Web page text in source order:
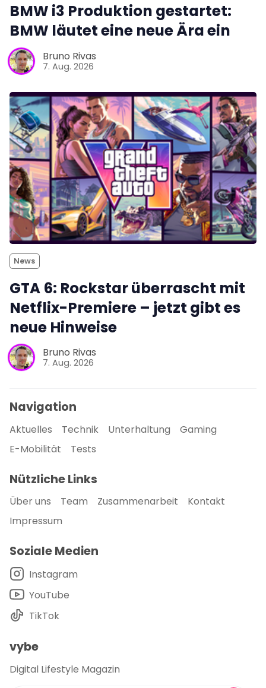
BMW i3 Produktion gestartet:
BMW läutet eine neue Ära ein
Bruno Rivas
7. Aug. 2026
News
GTA 6: Rockstar überrascht mit
Netflix-Premiere – jetzt gibt es
neue Hinweise
Bruno Rivas
7. Aug. 2026
Navigation
Aktuelles Technik Unterhaltung
Gaming
E-Mobilität
Tests
Nützliche Links
Über uns Team Zusammenarbeit
Kontakt
Impressum
Soziale Medien
Instagram
YouTube
TikTok
vybe
Digital Lifestyle Magazin